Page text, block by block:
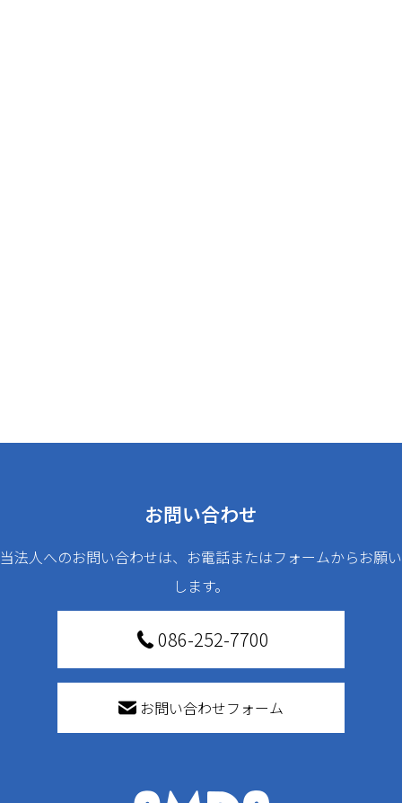
お問い合わせ
当法人へのお問い合わせは、お電話またはフォームからお願い
します。
086-252-7700
お問い合わせフォーム